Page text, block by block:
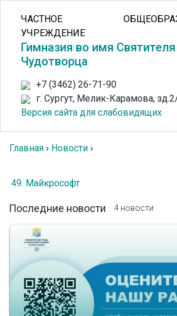
ЧАСТНОЕ
УЧРЕЖДЕНИЕ
Гимназия во имя
Чудотворца
+7 (3462) 26-71-90
г. Сургут, Мелик-Карамова,
Версия сайта для слабовидящих
Главная › Новости ›
49. Майкрософт
Последние новости 4 новости